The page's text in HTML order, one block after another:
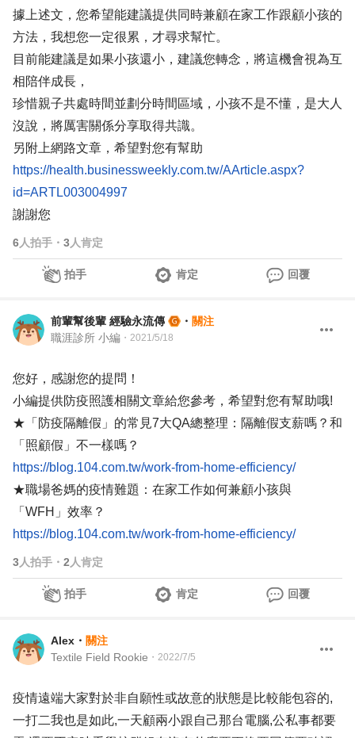
據上述文，您希望能建議提供同時兼顧在家工作跟顧小孩的
方法，我想您一定很累，才尋求幫忙。
目前能建議是如果小孩還小，建議您轉念，將這機會視為互
相陪伴成長，
珍惜親子共處時間並劃分時間區域，小孩不是不懂，是大人
沒說，將厲害關係分享取得共識。
另附上網路文章，希望對您有幫助
https://health.businessweekly.com.tw/AArticle.aspx?
id=ARTL003004997
謝謝您
6人拍手 ・ 3人肯定
拍手 肯定 回覆
前輩幫後輩 經驗永流傳 ・ 關注
職涯診所 小編 ・ 2021/5/18
您好，感謝您的提問！
小編提供防疫照護相關文章給您參考，希望對您有幫助哦!
★「防疫隔離假」的常見7大QA總整理：隔離假支薪嗎？和
「照顧假」不一樣嗎？
https://blog.104.com.tw/work-from-home-efficiency/
★職場爸媽的疫情難題：在家工作如何兼顧小孩與
「WFH」效率？
https://blog.104.com.tw/work-from-home-efficiency/
3人拍手 ・ 2 人肯定
拍手 肯定 回覆
Alex ・ 關注
Textile Field Rookie ・ 2022/7/5
疫情遠端大家對於非自願性或故意的狀態是比較能包容的,
一打二我也是如此,一天顧兩小跟自己那台電腦,公私事都要